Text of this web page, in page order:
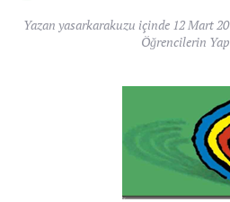
Yazan yasarkarakuzu içinde 12 Mart
Öğrencilerin